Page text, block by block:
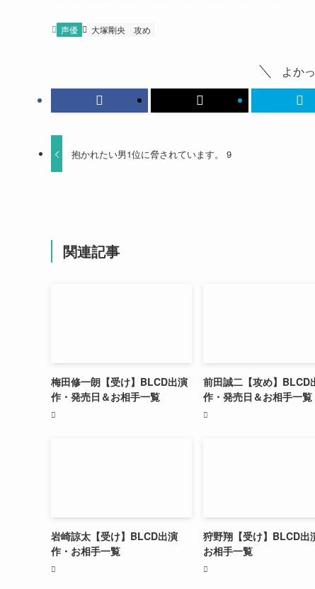
声優 大塚剛央 攻め
よか
抱かれたい男1位に脅されています。 9
関連記事
梅田修一朗【受け】BLCD出演
作・発売日＆お相手一覧
前田誠二【攻め】BLCD
作・発売日＆お相手一覧
岩崎諒太【受け】BLCD出演
作・お相手一覧
狩野翔【受け】BLCD出
お相手一覧